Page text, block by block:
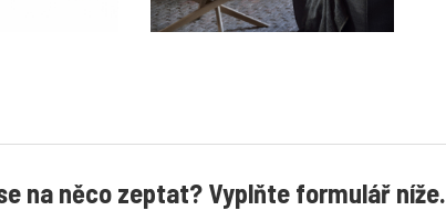
na něco zeptat? Vyplňte formulář níže.